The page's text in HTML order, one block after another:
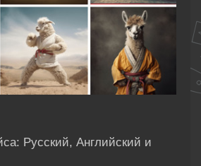
Русский, Английский и